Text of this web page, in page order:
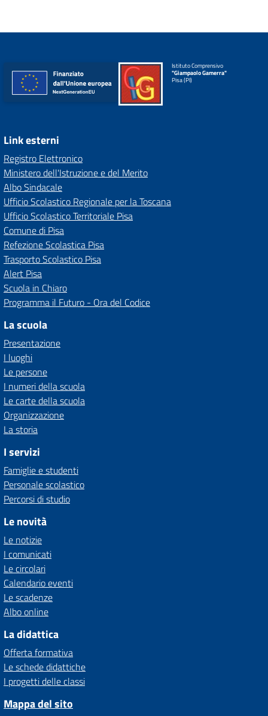
Istituto Comprensivo
"Giampaolo Gamerra"
Pisa (PI)
Link esterni
Registro Elettronico
Ministero dell'Istruzione e del Merito
Albo Sindacale
Ufficio Scolastico Regionale per la Toscana
Ufficio Scolastico Territoriale Pisa
Comune di Pisa
Refezione Scolastica Pisa
Trasporto Scolastico Pisa
Alert Pisa
Scuola in Chiaro
Programma il Futuro - Ora del Codice
La scuola
Presentazione
I luoghi
Le persone
I numeri della scuola
Le carte della scuola
Organizzazione
La storia
I servizi
Famiglie e studenti
Personale scolastico
Percorsi di studio
Le novità
Le notizie
I comunicati
Le circolari
Calendario eventi
Le scadenze
Albo online
La didattica
Offerta formativa
Le schede didattiche
I progetti delle classi
Mappa del sito